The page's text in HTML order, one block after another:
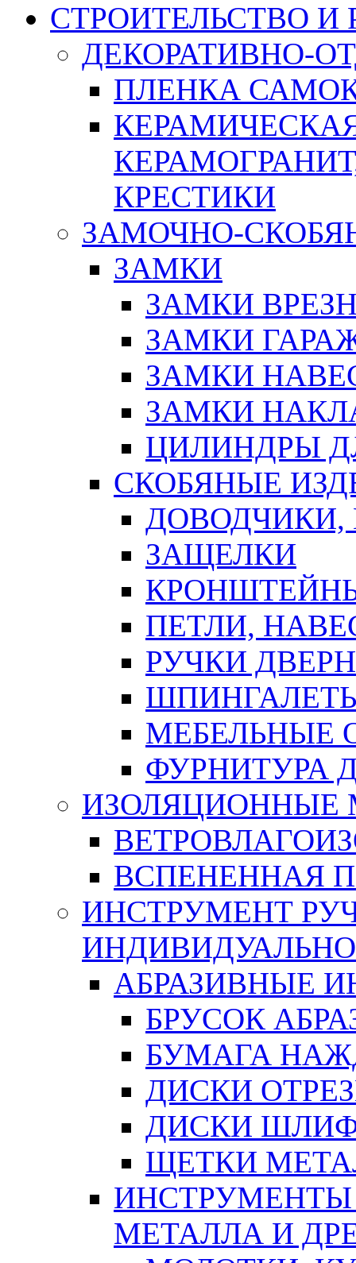
СТРОИТЕЛЬСТВО И
ДЕКОРАТИВНО-
ПЛЕНКА
КРЕСТИКИ
ЗАМОЧНО-
ЗАМКИ
ЗАМКИ
ЗАМКИ
ЗАМКИ
ЗАМКИ
ЦИЛИНДРЫ
СКОБЯНЫЕ
ЗАЩЕЛКИ
ПЕТЛИ,
РУЧКИ
МЕБЕЛЬНЫЕ
ФУРНИТУРА
ИЗОЛЯЦИОННЫЕ
ВСПЕНЕННАЯ
ИНСТРУМЕНТ
АБРАЗИВНЫЕ
БРУСОК
БУМАГА
ДИСКИ
ДИСКИ
ЩЕТКИ
ИНСТРУМЕНТЫ
МЕТАЛЛА И